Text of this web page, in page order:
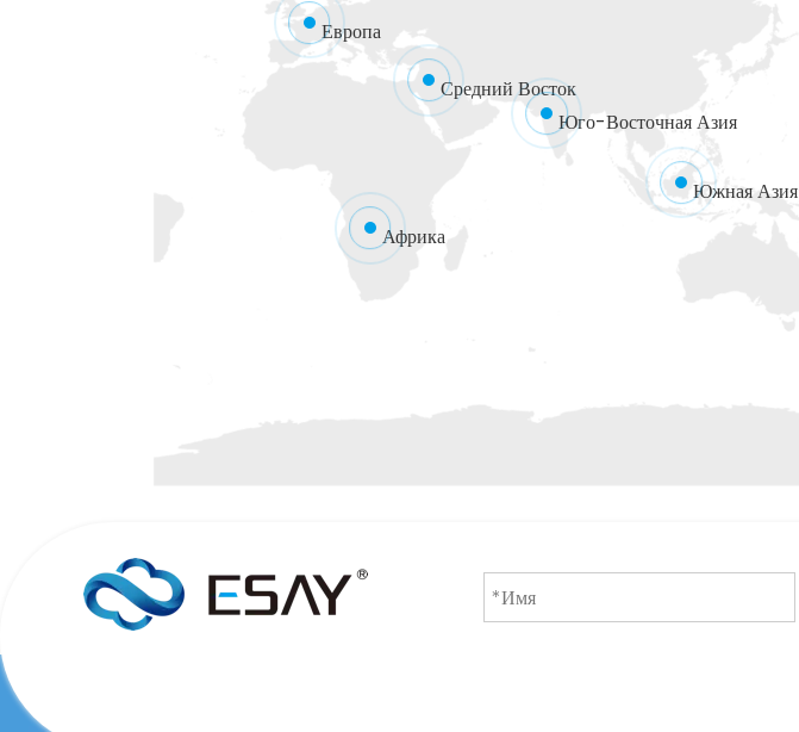
Европа
Средний Восток
Южная Азия
Юго-Восточная Азия
Африка